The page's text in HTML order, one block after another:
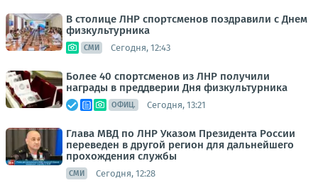
В столице ЛНР спортсменов поздравили с Днем
физкультурника
СМИ Сегодня, 12:43
Более 40 спортсменов из ЛНР получили
награды в преддверии Дня физкультурника
ОФИЦ. Сегодня, 13:21
Глава МВД по ЛНР Указом Президента России
переведен в другой регион для дальнейшего
прохождения службы
СМИ Сегодня, 12:28